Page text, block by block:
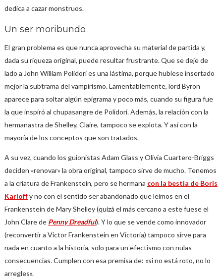
dedica a cazar monstruos.
Un ser moribundo
El gran problema es que nunca aprovecha su material de partida y,
dada su riqueza original, puede resultar frustrante. Que se deje de
lado a John William Polidori es una lástima, porque hubiese insertado
mejor la subtrama del vampirismo. Lamentablemente, lord Byron
aparece para soltar algún epigrama y poco más, cuando su figura fue
la que inspiró al chupasangre de Polidori. Además, la relación con la
hermanastra de Shelley, Claire, tampoco se explota. Y así con la
mayoría de los conceptos que son tratados.
A su vez, cuando los guionistas Adam Glass y Olivia Cuartero-Briggs
deciden «renovar» la obra original, tampoco sirve de mucho. Tenemos
a la criatura de Frankenstein, pero se hermana con la bestia de Boris
Karloffy no con el sentido ser abandonado que leímos en el
Frankenstein de Mary Shelley (quizá el más cercano a este fuese el
John Clare de Penny Dreadful). Y lo que se vende como innovador
(reconvertir a Victor Frankenstein en Victoria) tampoco sirve para
nada en cuanto a la historia, solo para un efectismo con nulas
consecuencias. Cumplen con esa premisa de: «si no está roto, no lo
arregles».